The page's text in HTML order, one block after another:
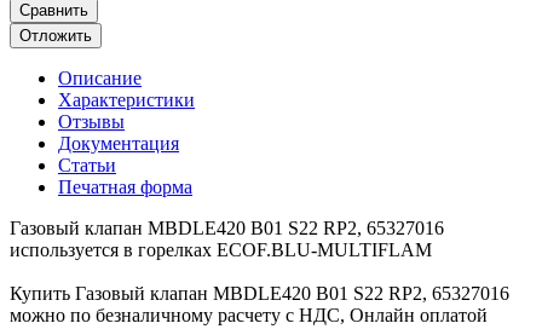
Сравнить
Отложить
Описание
Характеристики
Отзывы
Документация
Статьи
Печатная форма
Газовый клапан MBDLE420 B01 S22 RP2, 65327016
используется в горелках ECOF.BLU-MULTIFLAM
Купить Газовый клапан MBDLE420 B01 S22 RP2, 65327016
можно по безналичному расчету с НДС, Онлайн оплатой